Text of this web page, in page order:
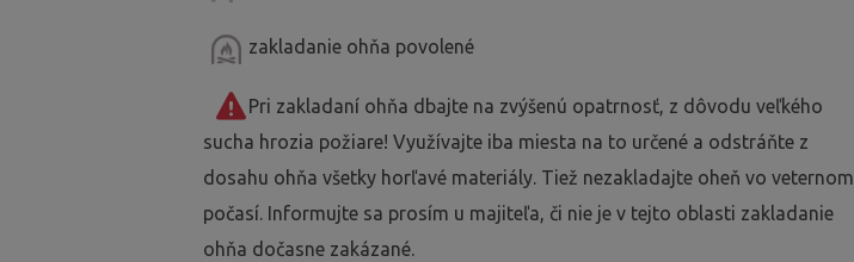
zakladanie ohňa povolené
Pri zakladaní ohňa dbajte na zvýšenú opatrnosť, z dôvodu veľkého
sucha hrozia požiare! Využívajte iba miesta na to určené a odstráňte z
dosahu ohňa všetky horľavé materiály. Tiež nezakladajte oheň vo veternom
počasí. Informujte sa prosím u majiteľa, či nie je v tejto oblasti zakladanie
ohňa dočasne zakázané.